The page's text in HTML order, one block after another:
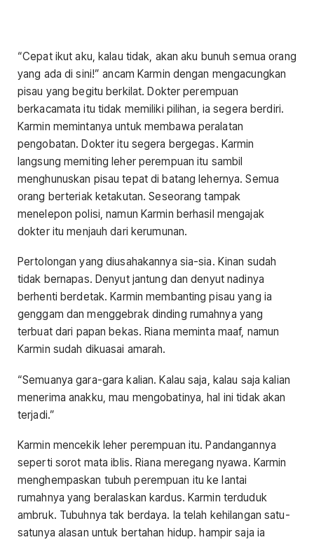
“Cepat ikut aku, kalau tidak, akan aku bunuh semua orang
yang ada di sini!” ancam Karmin dengan mengacungkan
pisau yang begitu berkilat. Dokter perempuan
berkacamata itu tidak memiliki pilihan, ia segera berdiri.
Karmin memintanya untuk membawa peralatan
pengobatan. Dokter itu segera bergegas. Karmin
langsung memiting leher perempuan itu sambil
menghunuskan pisau tepat di batang lehernya. Semua
orang berteriak ketakutan. Seseorang tampak
menelepon polisi, namun Karmin berhasil mengajak
dokter itu menjauh dari kerumunan.
Pertolongan yang diusahakannya sia-sia. Kinan sudah
tidak bernapas. Denyut jantung dan denyut nadinya
berhenti berdetak. Karmin membanting pisau yang ia
genggam dan menggebrak dinding rumahnya yang
terbuat dari papan bekas. Riana meminta maaf, namun
Karmin sudah dikuasai amarah.
“Semuanya gara-gara kalian. Kalau saja, kalau saja kalian
menerima anakku, mau mengobatinya, hal ini tidak akan
terjadi.”
Karmin mencekik leher perempuan itu. Pandangannya
seperti sorot mata iblis. Riana meregang nyawa. Karmin
menghempaskan tubuh perempuan itu ke lantai
rumahnya yang beralaskan kardus. Karmin terduduk
ambruk. Tubuhnya tak berdaya. Ia telah kehilangan satu-
satunya alasan untuk bertahan hidup. hampir saja ia